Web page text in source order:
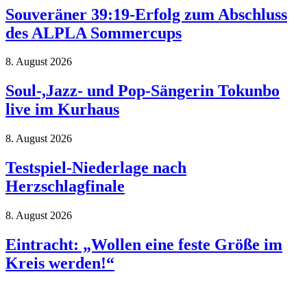
Souveräner 39:19-Erfolg zum Abschluss
des ALPLA Sommercups
8. August 2026
Soul-,Jazz- und Pop-Sängerin Tokunbo
live im Kurhaus
8. August 2026
Testspiel-Niederlage nach
Herzschlagfinale
8. August 2026
Eintracht: „Wollen eine feste Größe im
Kreis werden!“